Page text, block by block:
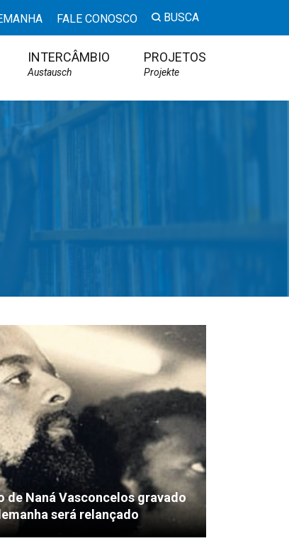
FALE CONOSCO BUSCA
INTERCÂMBIO
Austausch
PROJETOS
Projekte
de Naná Vasconcelos gravado
será relançado